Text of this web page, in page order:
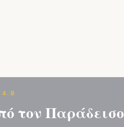
4.8
τον Παράδεισο